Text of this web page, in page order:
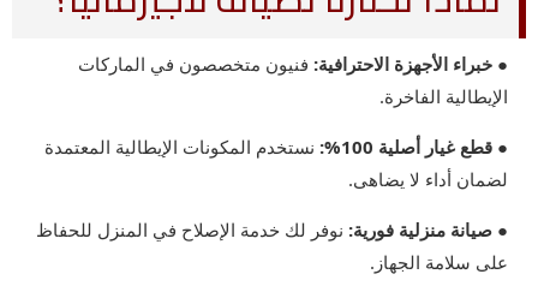
● خبراء الأجهزة الاحترافية: فنيون متخصصون في الماركات
الإيطالية الفاخرة.
● قطع غيار أصلية 100%:
نستخدم المكونات الإيطالية المعتمدة
لضمان أداء لا يضاهى.
● صيانة منزلية فورية: نوفر لك خدمة الإصلاح في المنزل للحفاظ
على سلامة الجهاز.